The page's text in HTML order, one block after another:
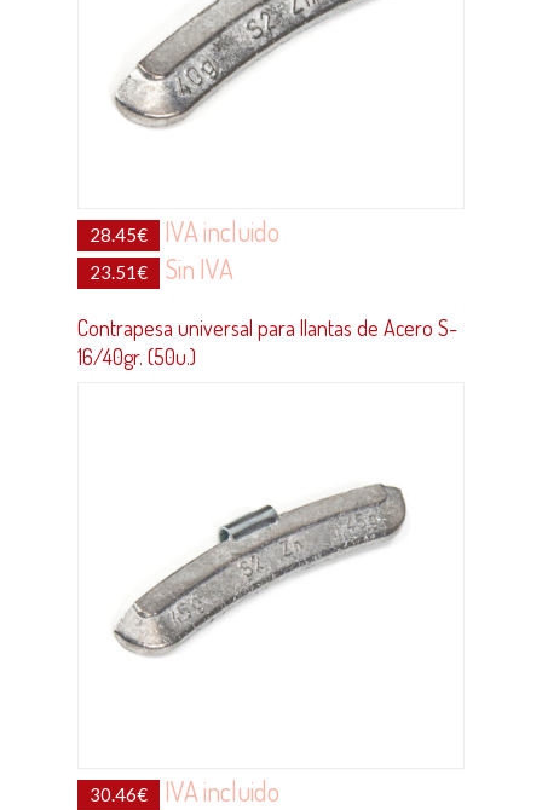
28.45€ IVA incluido
23.51€ Sin IVA
Contrapesa universal para llantas de Acero S-
16/40gr. (50u.)
30.46€ IVA incluido